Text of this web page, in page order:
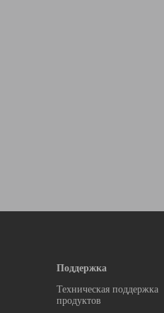
Поддержка
Техническая поддержка
продуктов